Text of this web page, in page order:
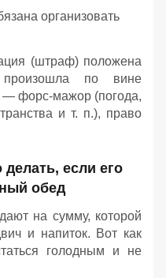
организовать
(штраф) положена
по вине
— форс‑мажор (погода,
и т. п.), право
если его
обед
на сумму, которой
и напиток. Вот как
голодным и не